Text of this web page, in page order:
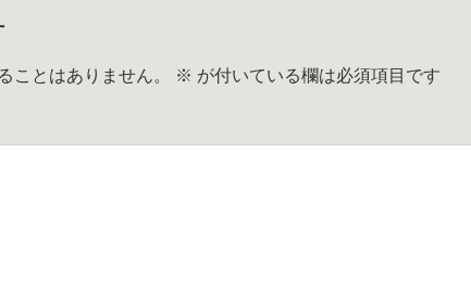
ことはありません。 ※ が付いている欄は必須項目です